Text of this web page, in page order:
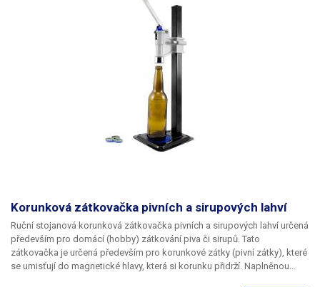
Korunková zátkovačka pivních a sirupových lahví
Ruční stojanová korunková zátkovačka pivních a sirupových lahví určená
především pro domácí (hobby) zátkování piva či sirupů. Tato
zátkovačka je určená především pro korunkové zátky (pivní zátky), které
se umisťují do magnetické hlavy, která si korunku přidrží. Naplněnou